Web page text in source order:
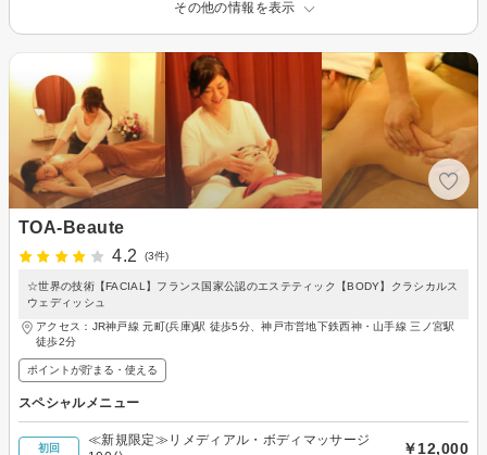
その他の情報を表示
TOA‐Beaute
4.2
(3件)
☆世界の技術【FACIAL】フランス国家公認のエステティック【BODY】クラシカルス
ウェディッシュ
アクセス：JR神戸線 元町(兵庫)駅 徒歩5分、神戸市営地下鉄西神・山手線 三ノ宮駅
徒歩2分
ポイントが貯まる・使える
スペシャルメニュー
初回
≪新規限定≫リメディアル・ボディマッサージ
￥12,000